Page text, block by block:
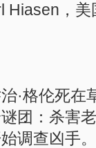
，美
·格伦死
团：杀害
调查凶手